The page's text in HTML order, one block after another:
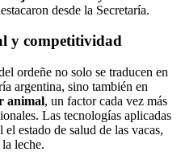
desde la Secretaría.
y competitividad
ordeñe no solo se traducen en
argentina, sino también en
animal, un factor cada vez más
Las tecnologías aplicadas
estado de salud de las vacas,
leche.